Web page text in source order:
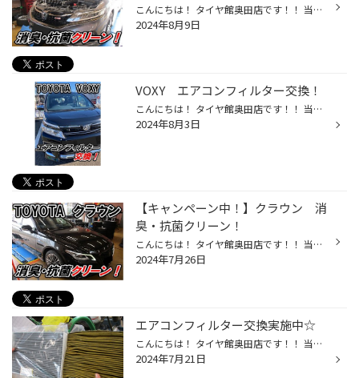
こんにちは！ タイヤ館奥田店です！！ 当店のHPをご覧いただきありがとうございます(*^-^*) 今回はホンダ・ジェイドの消臭・抗菌クリーン作業をご紹介☆ エアコンを作動させ、施工します！ ☆ホースは車内とエアコンフィルターがある場所につながっています。 換気をして25分ほどで作業完了です！ ご...
2024年8月9日
VOXY エアコンフィルター交換！
こんにちは！ タイヤ館奥田店です！！ 当店のHPをご覧いただきありがとうございます(≧▽≦) 今回はトヨタ・VOXYのエアコンフィルター交換作業をご紹介☆ 交換前のエアコンフィルターです 一見きれいですが、プリーツの内部でほこり等をキャッチしています(>_<) ボッシュ アエリストエコに交換しました ...
2024年8月3日
【キャンペーン中！】クラウン 消
臭・抗菌クリーン！
こんにちは！ タイヤ館奥田店です！！ 当店のHPをご覧いただきありがとうございます♪ 今回はトヨタ・クラウンの車内＆エアコンの消臭・抗菌クリーン作業をご紹介☆ ディスプレイ部分をマスキングして作業開始です エアコンを作動させ、施工します！ ☆ホースは車内とエアコンフィルターがある場所につ...
2024年7月26日
エアコンフィルター交換実施中☆
こんにちは！ タイヤ館奥田店です！！ 当店のHPをご覧いただきありがとうございます(*^-^*) 皆さん、お車の“エアコンフィルター” 交換されたことはありますか？ 左が新品、右が使用済みのエアコンフィルターです 車用のエアコンフィルターの 交換目安は走行距離10,000ｋｍまたは1年に1度です 『いつ...
2024年7月21日